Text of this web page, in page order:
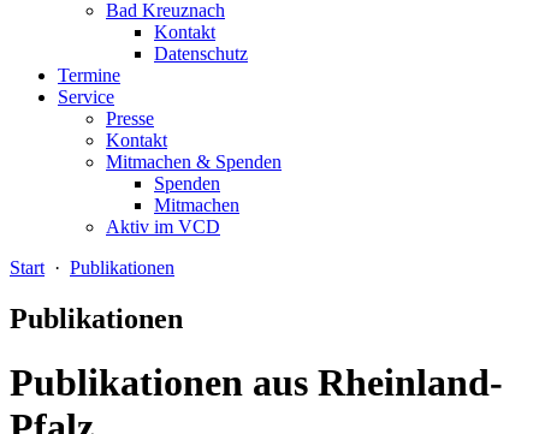
Bad Kreuznach
Kontakt
Datenschutz
Termine
Service
Presse
Kontakt
Mitmachen & Spenden
Spenden
Mitmachen
Aktiv im VCD
Start · Publikationen
Publikationen
Publikationen aus Rheinland-